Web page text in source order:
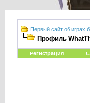
Первый сайт об играх
Профиль
Регистрация